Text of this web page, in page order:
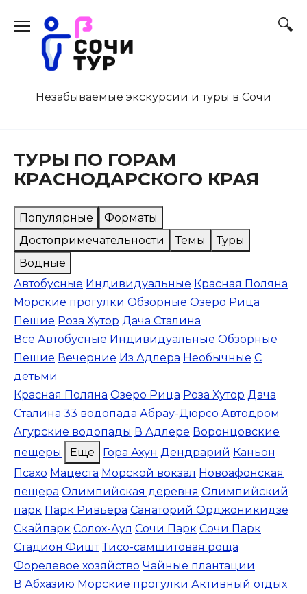
содержанию
Незабываемые экскурсии и туры в Сочи
ТУРЫ ПО ГОРАМ
КРАСНОДАРСКОГО КРАЯ
Популярные
Форматы
Достопримечательности
Темы
Туры
Водные
Автобусные Индивидуальные Красная Поляна
Морские прогулки Обзорные Озеро Рица
Пешие Роза Хутор Дача Сталина
Все Автобусные Индивидуальные Обзорные
Пешие Вечерние Из Адлера Необычные С
детьми
Красная Поляна Озеро Рица Роза Хутор Дача
Сталина 33 водопада Абрау-Дюрсо Автодром
Агурские водопады В Адлере Воронцовские
пещеры
Еще Гора Ахун Дендрарий Каньон
Псахо Мацеста Морской вокзал Новоафонская
пещера Олимпийская деревня Олимпийский
парк Парк Ривьера Санаторий Орджоникидзе
Скайпарк Солох-Аул Сочи Парк Сочи Парк
Стадион Фишт Тисо-самшитовая роща
Форелевое хозяйство Чайные плантации
В Абхазию Морские прогулки Активный отдых